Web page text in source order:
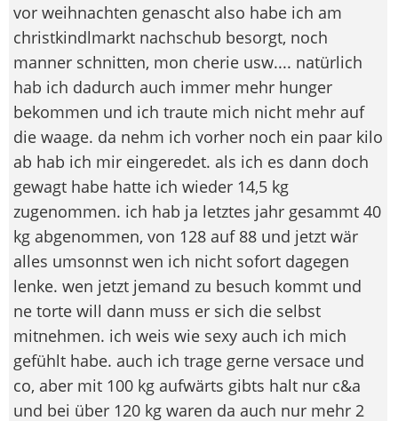
vor weihnachten genascht also habe ich am
christkindlmarkt nachschub besorgt, noch
manner schnitten, mon cherie usw.... natürlich
hab ich dadurch auch immer mehr hunger
bekommen und ich traute mich nicht mehr auf
die waage. da nehm ich vorher noch ein paar kilo
ab hab ich mir eingeredet. als ich es dann doch
gewagt habe hatte ich wieder 14,5 kg
zugenommen. ich hab ja letztes jahr gesammt 40
kg abgenommen, von 128 auf 88 und jetzt wär
alles umsonnst wen ich nicht sofort dagegen
lenke. wen jetzt jemand zu besuch kommt und
ne torte will dann muss er sich die selbst
mitnehmen. ich weis wie sexy auch ich mich
gefühlt habe. auch ich trage gerne versace und
co, aber mit 100 kg aufwärts gibts halt nur c&a
und bei über 120 kg waren da auch nur mehr 2